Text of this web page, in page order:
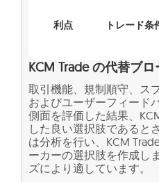
利点 トレード条
KCM Trade の代替ブ
取引機能、規制順守、ス
およびユーザーフィード
側面を評価した結果、
した良い選択肢であると
は分析を行い、KCM
ーカーの選択肢を作成し
ズにより適しています。